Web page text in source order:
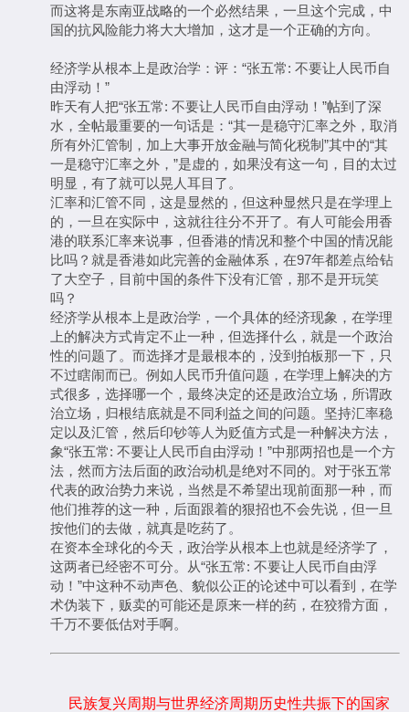
而这将是东南亚战略的一个必然结果，一旦这个完成，中
国的抗风险能力将大大增加，这才是一个正确的方向。
经济学从根本上是政治学：评：“张五常: 不要让人民币自
由浮动！”
昨天有人把“张五常: 不要让人民币自由浮动！”帖到了深
水，全帖最重要的一句话是：“其一是稳守汇率之外，取消
所有外汇管制，加上大事开放金融与简化税制”其中的“其
一是稳守汇率之外，”是虚的，如果没有这一句，目的太过
明显，有了就可以晃人耳目了。
汇率和汇管不同，这是显然的，但这种显然只是在学理上
的，一旦在实际中，这就往往分不开了。有人可能会用香
港的联系汇率来说事，但香港的情况和整个中国的情况能
比吗？就是香港如此完善的金融体系，在97年都差点给钻
了大空子，目前中国的条件下没有汇管，那不是开玩笑
吗？
经济学从根本上是政治学，一个具体的经济现象，在学理
上的解决方式肯定不止一种，但选择什么，就是一个政治
性的问题了。而选择才是最根本的，没到拍板那一下，只
不过瞎闹而已。例如人民币升值问题，在学理上解决的方
式很多，选择哪一个，最终决定的还是政治立场，所谓政
治立场，归根结底就是不同利益之间的问题。坚持汇率稳
定以及汇管，然后印钞等人为贬值方式是一种解决方法，
象“张五常: 不要让人民币自由浮动！”中那两招也是一个方
法，然而方法后面的政治动机是绝对不同的。对于张五常
代表的政治势力来说，当然是不希望出现前面那一种，而
他们推荐的这一种，后面跟着的狠招也不会先说，但一旦
按他们的去做，就真是吃药了。
在资本全球化的今天，政治学从根本上也就是经济学了，
这两者已经密不可分。从“张五常: 不要让人民币自由浮
动！”中这种不动声色、貌似公正的论述中可以看到，在学
术伪装下，贩卖的可能还是原来一样的药，在狡猾方面，
千万不要低估对手啊。
民族复兴周期与世界经济周期历史性共振下的国家